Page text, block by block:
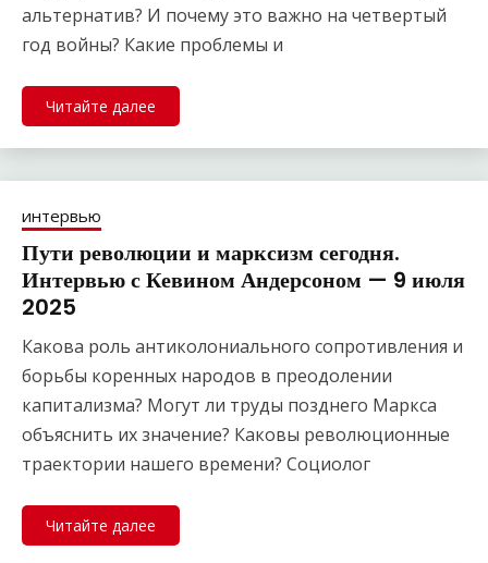
альтернатив? И почему это важно на четвертый
год войны? Какие проблемы и
Читайте далее
интервью
Пути революции и марксизм сегодня.
Интервью с Кевином Андерсоном — 9 июля
2025
Какова роль антиколониального сопротивления и
борьбы коренных народов в преодолении
капитализма? Могут ли труды позднего Маркса
объяснить их значение? Каковы революционные
траектории нашего времени? Социолог
Читайте далее